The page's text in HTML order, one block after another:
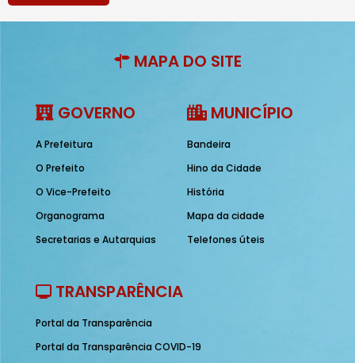
MAPA DO SITE
GOVERNO
A Prefeitura
O Prefeito
O Vice-Prefeito
Organograma
Secretarias e Autarquias
MUNICÍPIO
Bandeira
Hino da Cidade
História
Mapa da cidade
Telefones úteis
TRANSPARÊNCIA
Portal da Transparência
Portal da Transparência COVID-19